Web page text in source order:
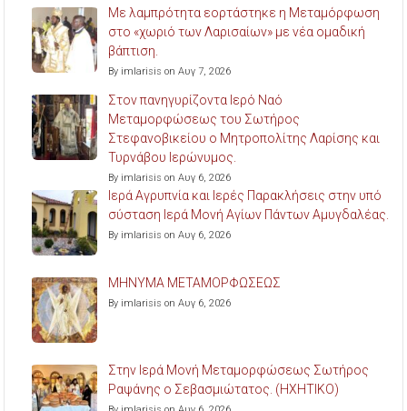
Με λαμπρότητα εορτάστηκε η Μεταμόρφωση
στο «χωριό των Λαρισαίων» με νέα ομαδική
βάπτιση.
By imlarisis on Αυγ 7, 2026
Στον πανηγυρίζοντα Ιερό Ναό
Μεταμορφώσεως του Σωτήρος
Στεφανοβικείου ο Μητροπολίτης Λαρίσης και
Τυρνάβου Ιερώνυμος.
By imlarisis on Αυγ 6, 2026
Ιερά Αγρυπνία και Ιερές Παρακλήσεις στην υπό
σύσταση Ιερά Μονή Αγίων Πάντων Αμυγδαλέας.
By imlarisis on Αυγ 6, 2026
ΜΗΝΥΜΑ ΜΕΤΑΜΟΡΦΩΣΕΩΣ
By imlarisis on Αυγ 6, 2026
Στην Ιερά Μονή Μεταμορφώσεως Σωτήρος
Ραψάνης ο Σεβασμιώτατος. (ΗΧΗΤΙΚΟ)